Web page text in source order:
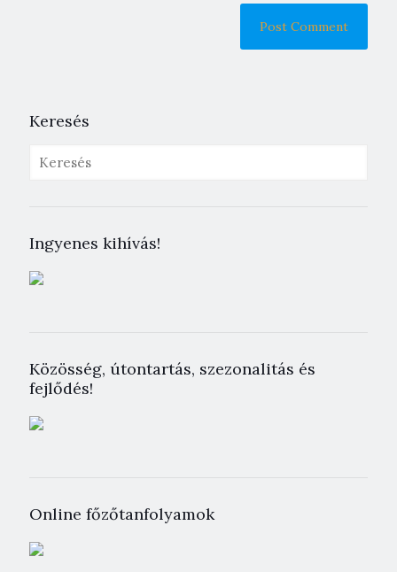
Keresés
Ingyenes kihívás!
Közösség, útontartás, szezonalitás és
fejlődés!
Online főzőtanfolyamok